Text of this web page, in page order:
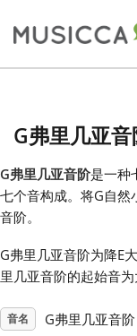
Български
Dansk
Deutsch
English
G弗里几亚
G弗里几亚音阶是一种
七个音构成。将G自然
音阶。
G弗里几亚音阶为降E
里几亚音阶的起始音为
音名 G弗里几亚音阶